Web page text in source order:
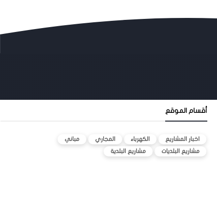
أقسام الموقع
اخبار المشاريع الكهرباء المجاري مباني
مشاريع البلديات مشاريع البلدية